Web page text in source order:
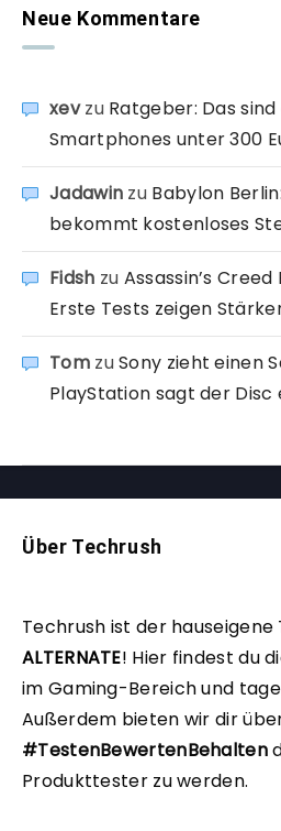
Neue Kommentare
xevzu Ratgeber: Das
Smartphones unter 300
Jadawin zu Babylon
bekommt kostenloses
Fidsh zu Assassin’s
Erste Tests zeigen
TomzuSony zieht einen
PlayStation sagt der
Über Techrush
Techrush ist der
ALTERNATE! Hier findest du
im Gaming-Bereich und
Außerdem bieten wir dir
#TestenBewertenBehalten
Produkttester zu werden.